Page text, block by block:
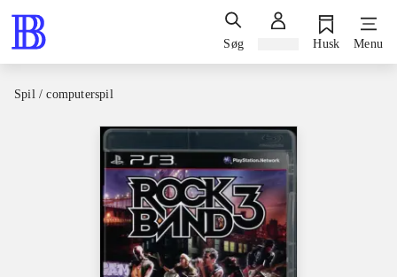
Søg Husk Menu
Spil / computerspil